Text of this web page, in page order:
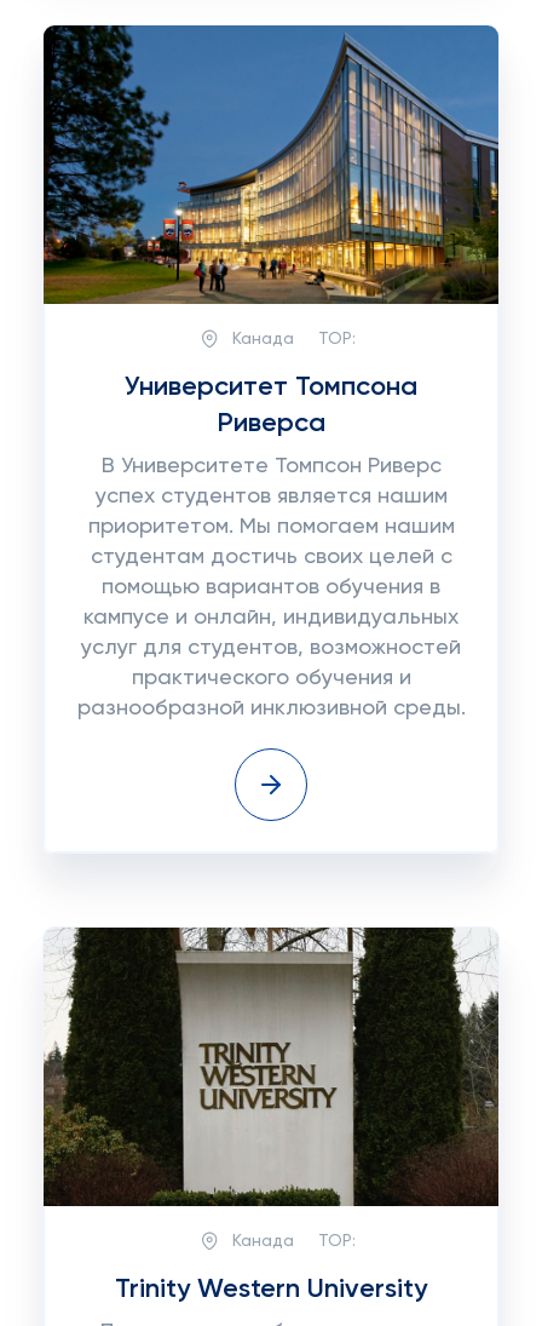
Канада TOP:
Университет Томпсона
Риверса
В Университете Томпсон Риверс
успех студентов является нашим
приоритетом. Мы помогаем нашим
студентам достичь своих целей с
помощью вариантов обучения в
кампусе и онлайн, индивидуальных
услуг для студентов, возможностей
практического обучения и
разнообразной инклюзивной среды.
Канада TOP:
Trinity Western University